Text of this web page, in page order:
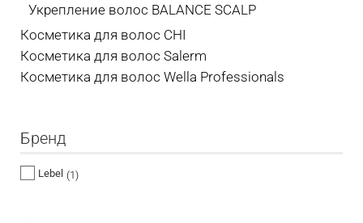
Укрепление волос BALANCE SCALP
Косметика для волос CHI
Косметика для волос Salerm
Косметика для волос Wella Professionals
Бренд
Lebel (1)